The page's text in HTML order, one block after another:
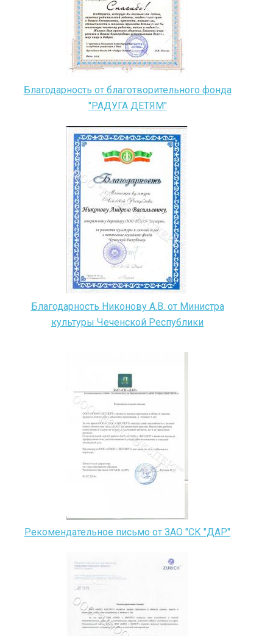
Благодарность от благотворительного фонда
"РАДУГА ДЕТЯМ"
Благодарность Никонову А.В. от Министра
культуры Чеченской Республики
Рекомендательное письмо от ЗАО "СК "ДАР"